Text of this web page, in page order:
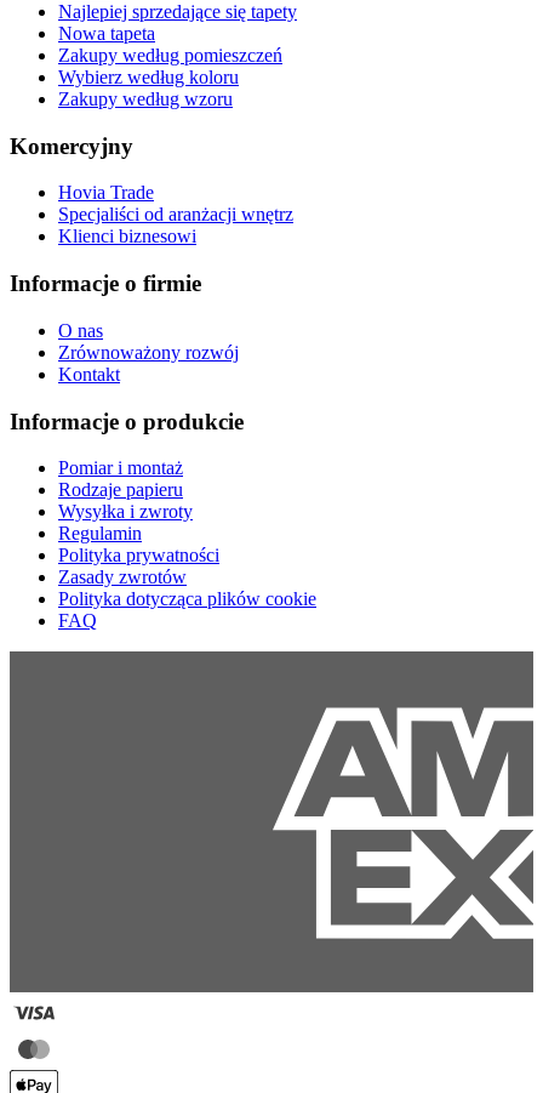
Najlepiej sprzedające się tapety
Nowa tapeta
Zakupy według pomieszczeń
Wybierz według koloru
Zakupy według wzoru
Komercyjny
Hovia Trade
Specjaliści od aranżacji wnętrz
Klienci biznesowi
Informacje o firmie
O nas
Zrównoważony rozwój
Kontakt
Informacje o produkcie
Pomiar i montaż
Rodzaje papieru
Wysyłka i zwroty
Regulamin
Polityka prywatności
Zasady zwrotów
Polityka dotycząca plików cookie
FAQ